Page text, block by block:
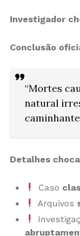
Investigador
Conclusão
“Mortes
natural
Detalhes
Caso
Arquivos